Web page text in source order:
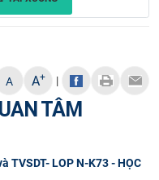
A A+ |
TÂM
TVSDT- LOP N-K73 - HỌC